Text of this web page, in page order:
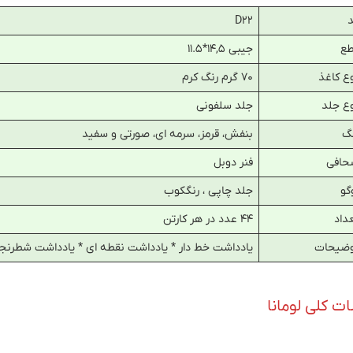
D22
جیبی ۱۴,۵*۱۱.۵
کاغذ
۷۰ گرم رنگ کرم
جلد
جلد سلفونی
بنفش، قرمز، سرمه ای، صورتی و سفید
فنر دوبل
جلد چاپی ، رنگکوب
۴۴ عدد در هر کارتن
یادداشت خط دار * یادداشت نقطه ای * یادداشت
کلی لومانا